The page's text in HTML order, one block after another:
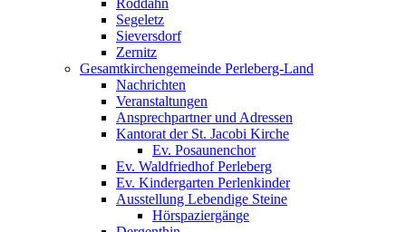
Roddahn
Segeletz
Sieversdorf
Zernitz
Gesamtkirchengemeinde Perleberg-Land
Nachrichten
Veranstaltungen
Ansprechpartner und Adressen
Kantorat der St. Jacobi Kirche
Ev. Posaunenchor
Ev. Waldfriedhof Perleberg
Ev. Kindergarten Perlenkinder
Ausstellung Lebendige Steine
Hörspaziergänge